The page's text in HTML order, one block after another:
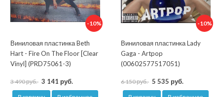
-10%
Виниловая пластинка Beth
Hart - Fire On The Floor [Clear
Vinyl] (PRD75061-3)
3 490 руб. 3 141 руб.
-10%
Виниловая пластинка Lady
Gaga - Artpop
(00602577517051)
6 150 руб. 5 535 руб.